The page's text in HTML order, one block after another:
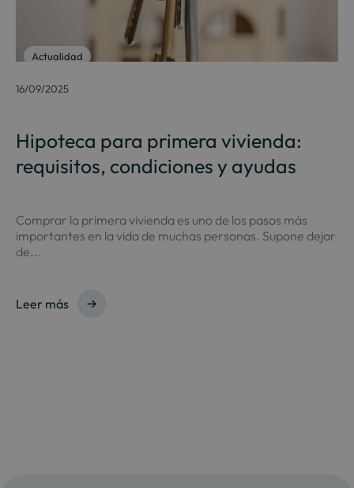
Actualidad
16/09/2025
Hipoteca para primera vivienda:
requisitos, condiciones y ayudas
Comprar la primera vivienda es uno de los pasos más
importantes en la vida de muchas personas. Supone dejar
de...
Leer más